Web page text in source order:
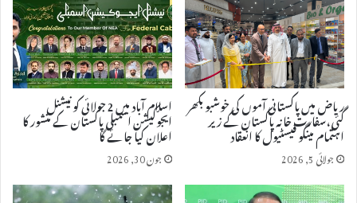
ریاض میں پاکستانی آموں کی خوشبو بکھر
گئی، سفارت خانہ پاکستان کے زیر
اہتمام مینگو فیسٹیول کا انعقاد
جولائی 5, 2026
اسلام آباد میں 2 جولائی کو نیشنل
ایجوکیشن اسمبلی پاکستان کے منشور کا
اعلان کیا جائے گا
جون 30, 2026